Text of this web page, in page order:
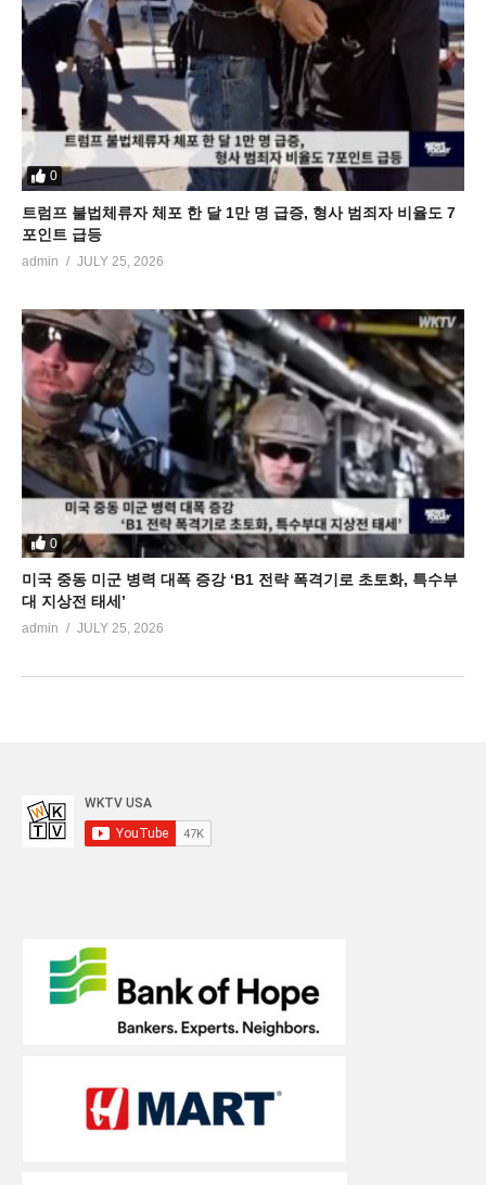
0
트럼프 불법체류자 체포 한 달 1만 명 급증, 형사 범죄자 비율도 7
포인트 급등
admin JULY 25, 2026
0
미국 중동 미군 병력 대폭 증강 ‘B1 전략 폭격기로 초토화, 특수부
대 지상전 태세’
admin JULY 25, 2026